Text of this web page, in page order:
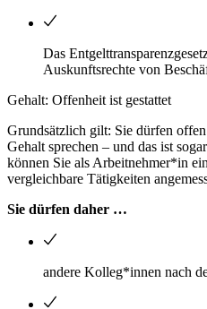
Das
Auskunftsrechte von
Gehalt: Offenheit ist gestattet
Grundsätzlich gilt: Sie dürfen
Gehalt sprechen – und das ist
können Sie als Arbeitnehmer*in
vergleichbare Tätigkeiten
Sie dürfen daher …
andere Kolleg*innen nach